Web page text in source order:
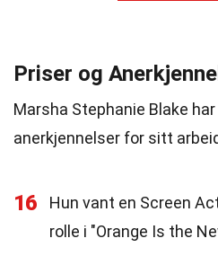
Priser og
Marsha Stephanie Blake
anerkjennelser for sitt
16
Hun vant en Screen
rolle i "Orange Is the